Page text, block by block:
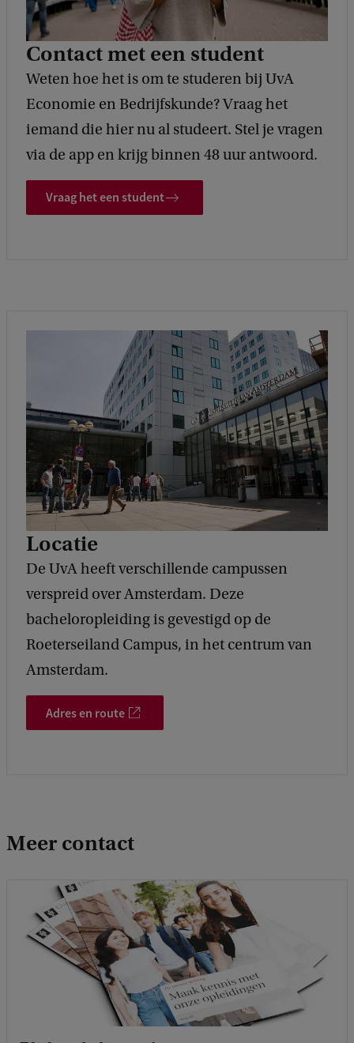
Contact met een student
Weten hoe het is om te studeren bij UvA
Economie en Bedrijfskunde? Vraag het
iemand die hier nu al studeert. Stel je vragen
via de app en krijg binnen 48 uur antwoord.
Vraag het een student
Locatie
De UvA heeft verschillende campussen
verspreid over Amsterdam. Deze
bacheloropleiding is gevestigd op de
Roeterseiland Campus, in het centrum van
Amsterdam.
Adres en route
Meer contact